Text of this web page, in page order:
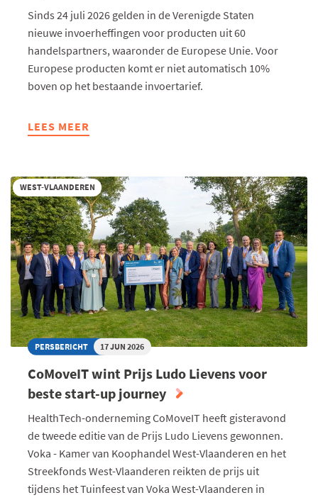
Sinds 24 juli 2026 gelden in de Verenigde Staten
nieuwe invoerheffingen voor producten uit 60
handelspartners, waaronder de Europese Unie. Voor
Europese producten komt er niet automatisch 10%
boven op het bestaande invoertarief.
LEES MEER
ABOUT
INVOERHEFFINGEN
ZIJN
VAN
KRACHT:
WAT
BETEKENT
DIT
VOOR
EU-
EXPORTEURS?
WEST-VLAANDEREN
PERSBERICHT 17 JUN 2026
CoMoveIT wint Prijs Ludo Lievens voor
beste start-up journey
HealthTech-onderneming CoMoveIT heeft gisteravond
de tweede editie van de Prijs Ludo Lievens gewonnen.
Voka - Kamer van Koophandel West-Vlaanderen en het
Streekfonds West-Vlaanderen reikten de prijs uit
tijdens het Tuinfeest van Voka West-Vlaanderen in